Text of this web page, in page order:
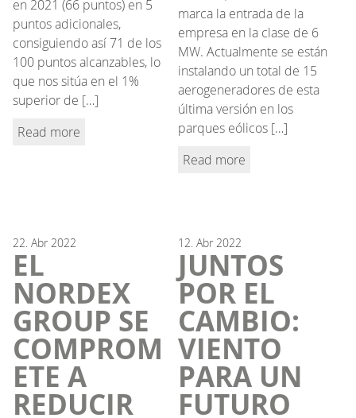
en 2021 (66 puntos) en 5
puntos adicionales,
consiguiendo así 71 de los
100 puntos alcanzables, lo
que nos sitúa en el 1%
superior de […]
Read more
marca la entrada de la
empresa en la clase de 6
MW. Actualmente se están
instalando un total de 15
aerogeneradores de esta
última versión en los
parques eólicos […]
Read more
22. Abr 2022
EL
NORDEX
GROUP SE
COMPROM
ETE A
REDUCIR
12. Abr 2022
JUNTOS
POR EL
CAMBIO:
VIENTO
PARA UN
FUTURO